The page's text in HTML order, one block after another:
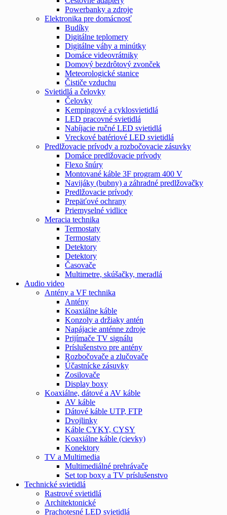
Powerbanky a zdroje
Elektronika pre domácnosť
Budíky
Digitálne teplomery
Digitálne váhy a minútky
Domáce videovrátniky
Domový bezdrôtový zvonček
Meteorologické stanice
Čističe vzduchu
Svietidlá a čelovky
Čelovky
Kempingové a cyklosvietidlá
LED pracovné svietidlá
Nabíjacie ručné LED svietidlá
Vreckové batériové LED svietidlá
Predlžovacie prívody a rozbočovacie zásuvky
Domáce predlžovacie prívody
Flexo šnúry
Montované káble 3F program 400 V
Navijáky (bubny) a záhradné predlžovačky
Predlžovacie prívody
Prepäťové ochrany
Priemyselné vidlice
Meracia technika
Termostaty
Termostaty
Detektory
Detektory
Časovače
Multimetre, skúšačky, meradlá
Audio video
Antény a VF technika
Antény
Koaxiálne káble
Konzoly a držiaky antén
Napájacie anténne zdroje
Prijímače TV signálu
Príslušenstvo pre antény
Rozbočovače a zlučovače
Účastnícke zásuvky
Zosilovače
Display boxy
Koaxiálne, dátové a AV káble
AV káble
Dátové káble UTP, FTP
Dvojlinky
Káble CYKY, CYSY
Koaxiálne káble (cievky)
Konektory
TV a Multimedia
Multimediálné prehrávače
Set top boxy a TV príslušenstvo
Technické svietidlá
Rastrové svietidlá
Architektonické
Prachotesné LED svietidlá